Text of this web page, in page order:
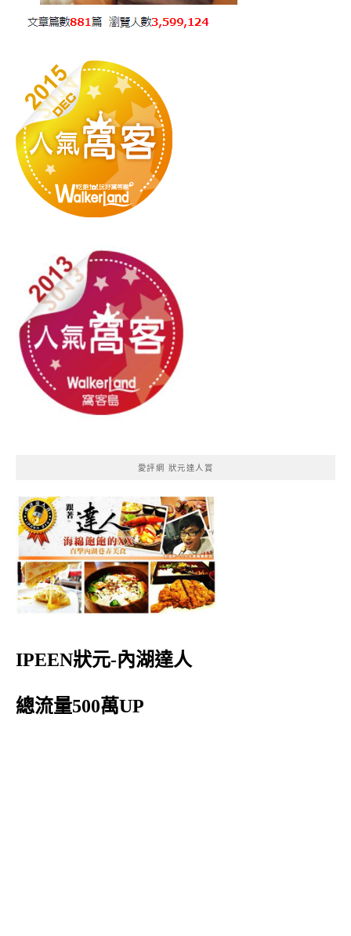
愛評網 狀元達人賞
IPEEN狀元-內湖達人
總流量500萬UP